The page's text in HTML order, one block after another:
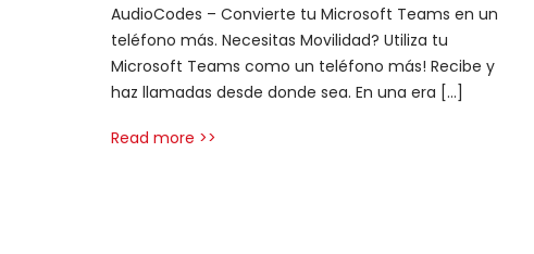
AudioCodes – Convierte tu Microsoft Teams en un
teléfono más. Necesitas Movilidad? Utiliza tu
Microsoft Teams como un teléfono más! Recibe y
haz llamadas desde donde sea. En una era […]
Read more >>